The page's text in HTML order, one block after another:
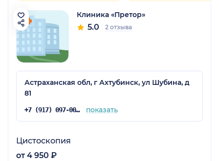
обл.)
Клиника «Претор»
5.0 2 отзыва
Астраханская обл, г Ахтубинск, ул Шубина, д
81
+7 (917) 097-00-00 показать
Цистоскопия
от 4 950 ₽